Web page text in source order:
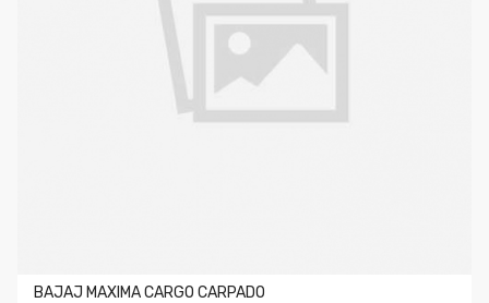
BAJAJ MAXIMA CARGO CARPADO